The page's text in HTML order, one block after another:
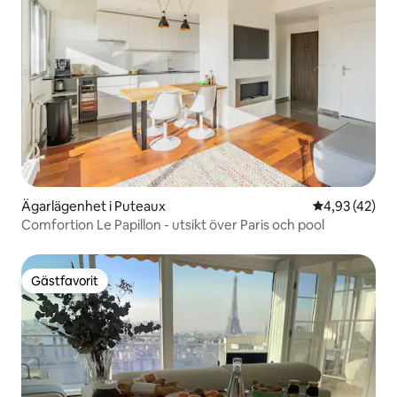
Ägarlägenhet i Puteaux 4,93 av 5 i
4,93 (42)
Comfortion Le Papillon - utsikt över Paris och pool
Gästfavorit
Gästfavorit